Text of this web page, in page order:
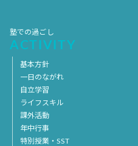
塾での過ごし
ACTIVITY
基本方針
一日のながれ
自立学習
ライフスキル
課外活動
年中行事
特別授業・SST